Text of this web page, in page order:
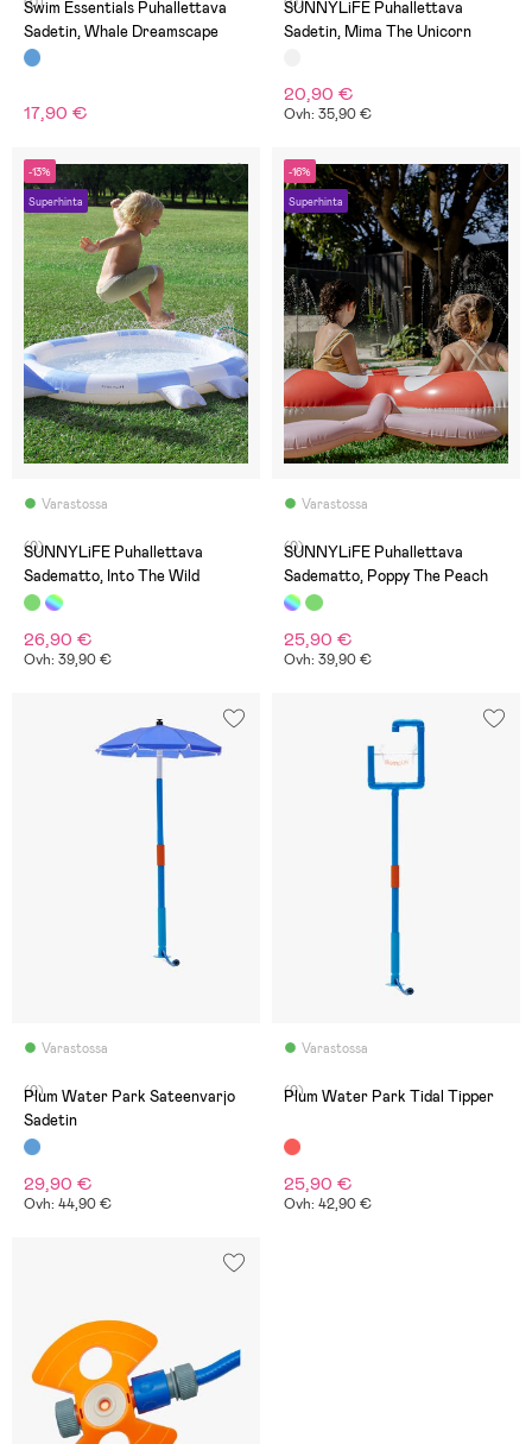
Swim Essentials Puhallettava
Sadetin, Whale Dreamscape
17,90 €
SUNNYLiFE Puhallettava
Sadetin, Mima The Unicorn
20,90 €
Ovh: 35,90 €
-13%
Superhinta
Varastossa
(0)
SUNNYLiFE Puhallettava
Sadematto, Into The Wild
26,90 €
Ovh: 39,90 €
-16%
Superhinta
Varastossa
(0)
SUNNYLiFE Puhallettava
Sadematto, Poppy The Peach
25,90 €
Ovh: 39,90 €
Varastossa
(0)
Plum Water Park Sateenvarjo
Sadetin
29,90 €
Ovh: 44,90 €
Varastossa
(0)
Plum Water Park Tidal Tipper
25,90 €
Ovh: 42,90 €